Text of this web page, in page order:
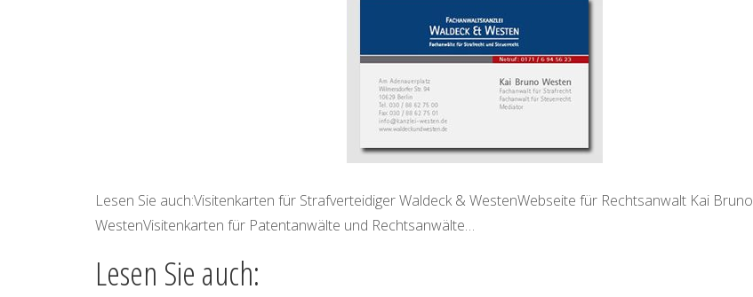
Lesen Sie auch:Visitenkarten für Strafverteidiger Waldeck & WestenWebseite für Rechtsanwalt Kai Bruno
WestenVisitenkarten für Patentanwälte und Rechtsanwälte…
Lesen Sie auch: